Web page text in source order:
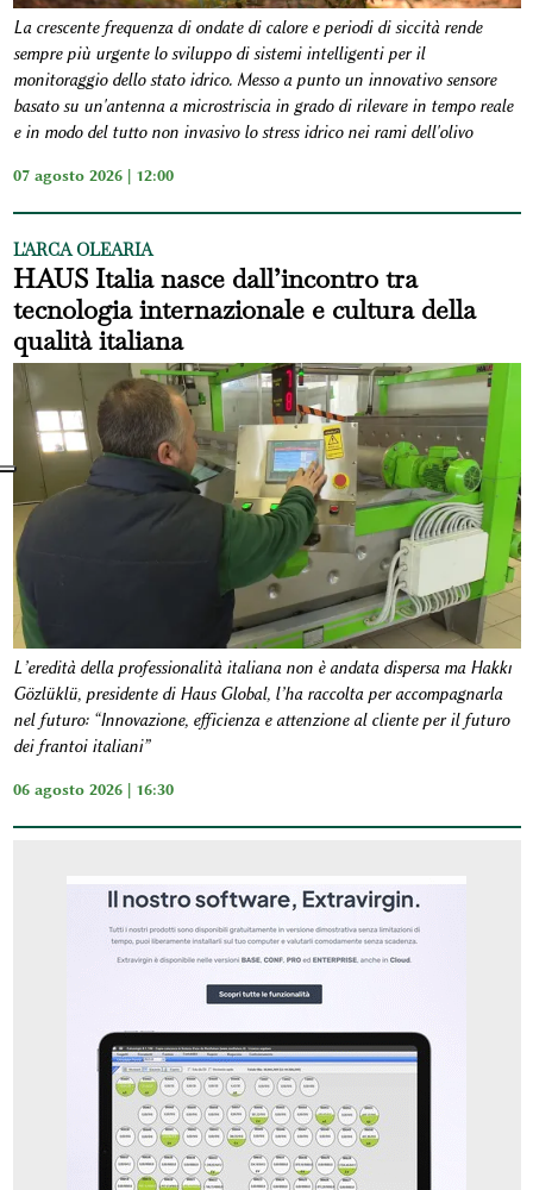
La crescente frequenza di ondate di calore e periodi di siccità rende
sempre più urgente lo sviluppo di sistemi intelligenti per il
monitoraggio dello stato idrico. Messo a punto un innovativo sensore
basato su un'antenna a microstriscia in grado di rilevare in tempo reale
e in modo del tutto non invasivo lo stress idrico nei rami dell'olivo
07 agosto 2026 | 12:00
L'ARCA OLEARIA
HAUS Italia nasce dall’incontro tra
tecnologia internazionale e cultura della
qualità italiana
L’eredità della professionalità italiana non è andata dispersa ma Hakkı
Gözlüklü, presidente di Haus Global, l’ha raccolta per accompagnarla
nel futuro: “Innovazione, efficienza e attenzione al cliente per il futuro
dei frantoi italiani”
06 agosto 2026 | 16:30